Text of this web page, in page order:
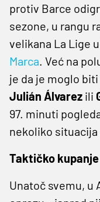
protiv Barce
sezone, u rangu
velikana La Lige
Marca. Već na
je da je moglo
Julián Álvarez ili
97. minuti
nekoliko
Taktičko
Unatoč svemu, u